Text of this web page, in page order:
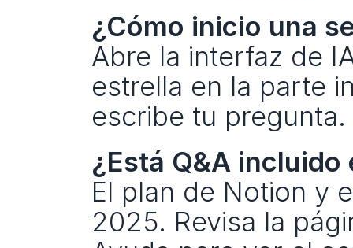
¿Cómo inicio una
Abre la interfaz de
estrella en la parte
escribe tu pregunta.
¿Está Q&A incluido
El plan de Notion y
2025. Revisa la